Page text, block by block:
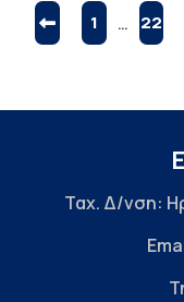
1 … 22
Ταχ. Δ/νση: